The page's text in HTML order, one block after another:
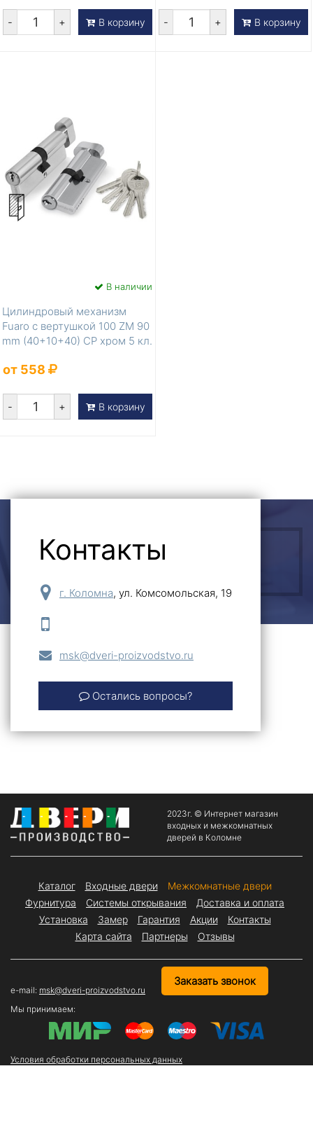
- + В корзину - + В корзину
В наличии
Цилиндровый механизм
Fuaro с вертушкой 100 ZM 90
mm (40+10+40) CP хром 5 кл.
от 558
- + В корзину
ОСТАВИТЬ ЗАЯВКУ
Контакты
г. Коломна, ул. Комсомольская, 19
msk@dveri-proizvodstvo.ru
Остались вопросы?
2023г. © Интернет магазин
входных и межкомнатных
дверей в Коломне
Каталог Входные двери
Межкомнатные двери
Фурнитура
Системы открывания
Доставка и оплата
Установка
Замер Гарантия Акции
Контакты
Карта сайта
Партнеры Отзывы
e-mail: msk@dveri-proizvodstvo.ru
Заказать звонок
Мы принимаем:
Условия обработки персональных данных